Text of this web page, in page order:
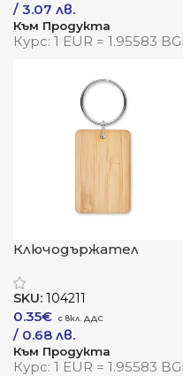
/ 3.07 лв.
Към Продукта
Курс: 1 EUR = 1.95583
Ключодържател
естествен
минимализъм в
правоъгълна форма
SKU: 104211
0.35€
/ 0.68 лв.
Към Продукта
Курс: 1 EUR = 1.95583